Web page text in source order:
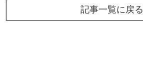
記事一覧に戻る